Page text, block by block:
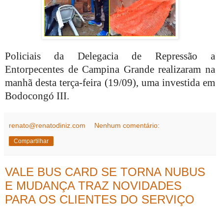
Policiais da Delegacia de Repressão a
Entorpecentes de Campina Grande realizaram na
manhã desta terça-feira (19/09), uma investida em
Bodocongó III.
renato@renatodiniz.com Nenhum comentário:
Compartilhar
VALE BUS CARD SE TORNA NUBUS
E MUDANÇA TRAZ NOVIDADES
PARA OS CLIENTES DO SERVIÇO